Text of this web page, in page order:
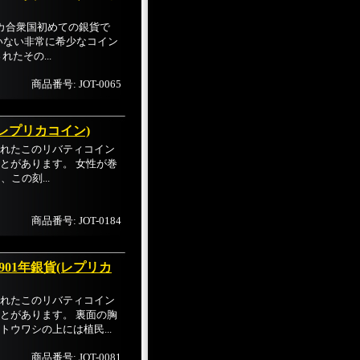
商品番号: JOT-0065
合衆国初めての銀貨で
い非常に希少なコイン
たその...
商品番号: JOT-0184
プリカコイン)
たこのリバティコイン
があります。 女性が巻
この刻...
商品番号: JOT-0081
年銀貨(レプリカ
たこのリバティコイン
があります。 裏面の胸
ウワシの上には植民...